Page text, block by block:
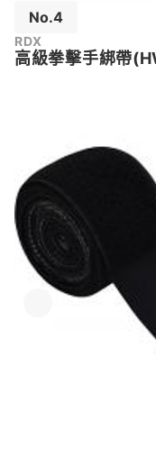
No.4
RDX
高級拳擊手綁帶